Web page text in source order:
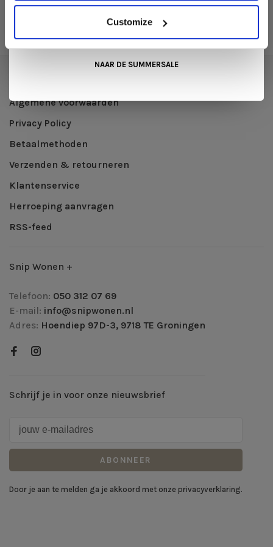
Customize
zitcomfort en persoonlijke stijl
Algemene voorwaarden
Privacy Policy
Betaalmethoden
Verzenden & retourneren
Klantenservice
Herroeping aanvragen
RSS-feed
Snip Wonen +
Telefoon: 050 312 07 69
E-mail: info@snipwonen.nl
Adres: Hoendiep 97D-3, 9718 TE Groningen
Schrijf je in voor onze nieuwsbrief
ABONNEER
Door je aan te melden ga je akkoord met onze privacyverklaring.
Kom langs in onze showroom, doe inspiratie op en ontdek de
mooiste aanbiedingen tijdens de
Summer Sale van Snip
. De koffie of thee staat voor je klaar!
NAAR DE SUMMERSALE